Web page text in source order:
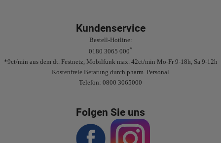
Kundenservice
Bestell-Hotline:
0180 3065 000*
*9ct/min aus dem dt. Festnetz, Mobilfunk max. 42ct/min Mo-Fr 9-18h, Sa 9-12h
Kostenfreie Beratung durch pharm. Personal
Telefon: 0800 3065000
Folgen Sie uns